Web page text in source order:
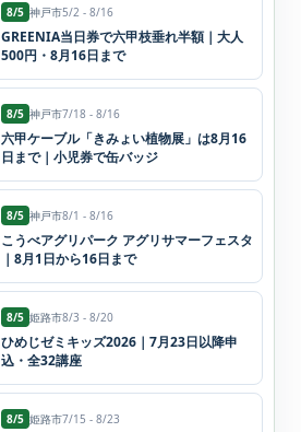
8/5 神戸市5/2 - 8/16
GREENIA当日券で六甲枝垂れ半額｜大人
500円・8月16日まで
8/5 神戸市7/18 - 8/16
六甲ケーブル「きみょい植物展」は8月16
日まで｜小児券で缶バッジ
8/5 神戸市8/1 - 8/16
こうべアグリパーク アグリサマーフェスタ
｜8月1日から16日まで
8/5 姫路市8/3 - 8/20
ひめじゼミキッズ2026｜7月23日以降申
込・全32講座
8/5 姫路市7/15 - 8/23